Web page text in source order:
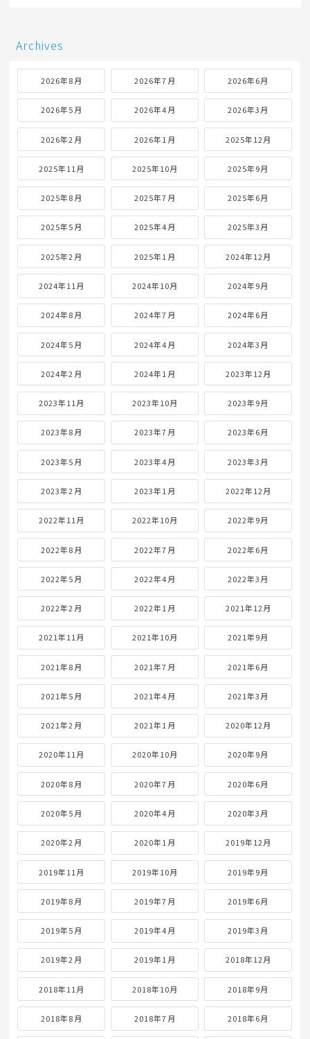
Archives
2026年8月 2026年7月 2026年6月
2026年5月 2026年4月 2026年3月
2026年2月 2026年1月 2025年12月
2025年11月 2025年10月 2025年9月
2025年8月 2025年7月 2025年6月
2025年5月 2025年4月 2025年3月
2025年2月 2025年1月 2024年12月
2024年11月 2024年10月 2024年9月
2024年8月 2024年7月 2024年6月
2024年5月 2024年4月 2024年3月
2024年2月 2024年1月 2023年12月
2023年11月 2023年10月 2023年9月
2023年8月 2023年7月 2023年6月
2023年5月 2023年4月 2023年3月
2023年2月 2023年1月 2022年12月
2022年11月 2022年10月 2022年9月
2022年8月 2022年7月 2022年6月
2022年5月 2022年4月 2022年3月
2022年2月 2022年1月 2021年12月
2021年11月 2021年10月 2021年9月
2021年8月 2021年7月 2021年6月
2021年5月 2021年4月 2021年3月
2021年2月 2021年1月 2020年12月
2020年11月 2020年10月 2020年9月
2020年8月 2020年7月 2020年6月
2020年5月 2020年4月 2020年3月
2020年2月 2020年1月 2019年12月
2019年11月 2019年10月 2019年9月
2019年8月 2019年7月 2019年6月
2019年5月 2019年4月 2019年3月
2019年2月 2019年1月 2018年12月
2018年11月 2018年10月 2018年9月
2018年8月 2018年7月 2018年6月